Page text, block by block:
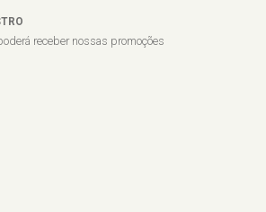
receber nossas promoções